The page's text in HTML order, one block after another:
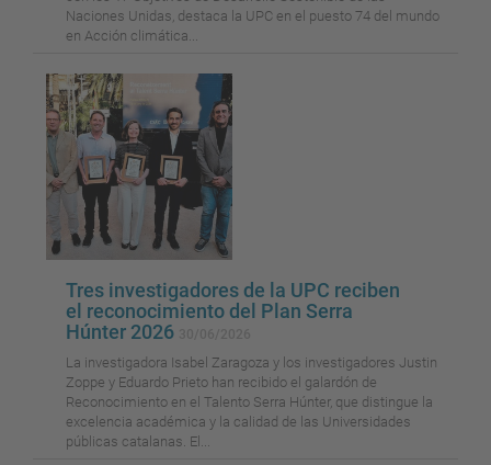
Naciones Unidas, destaca la UPC en el puesto 74 del mundo
en Acción climática...
Tres investigadores de la UPC reciben
el reconocimiento del Plan Serra
Húnter 2026
La investigadora Isabel Zaragoza y los investigadores Justin
Zoppe y Eduardo Prieto han recibido el galardón de
Reconocimiento en el Talento Serra Húnter, que distingue la
excelencia académica y la calidad de las Universidades
públicas catalanas. El...